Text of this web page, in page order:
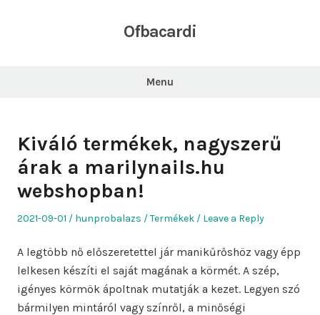
Ofbacardi
Menu
Kiváló termékek, nagyszerű
árak a marilynails.hu
webshopban!
Posted
2021-09-01 Author
hunprobalazs
Posted
Termékek Leave a Reply
A legtöbb nő előszeretettel jár manikűrőshöz vagy épp
lelkesen készíti el saját magának a körmét. A szép,
igényes körmök ápoltnak mutatják a kezet. Legyen szó
bármilyen mintáról vagy színről, a minőségi